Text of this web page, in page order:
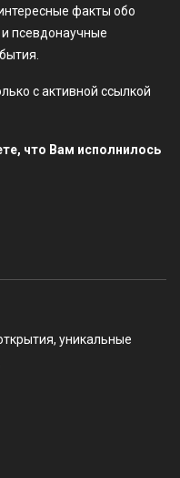
факты обо
псевдонаучные
с активной ссылкой
что Вам исполнилось
, уникальные